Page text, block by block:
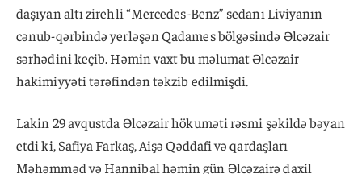
daşıyan altı zirehli “Mercedes-Benz” sedanı Liviyanın
cənub-qərbində yerləşən Qadames bölgəsində Əlcəzair
sərhədini keçib. Həmin vaxt bu məlumat Əlcəzair
hakimiyyəti tərəfindən təkzib edilmişdi.
Lakin 29 avqustda Əlcəzair hökuməti rəsmi şəkildə bəyan
etdi ki, Safiya Farkaş, Aişə Qəddafi və qardaşları
Məhəmməd və Hannibal həmin gün Əlcəzairə daxil